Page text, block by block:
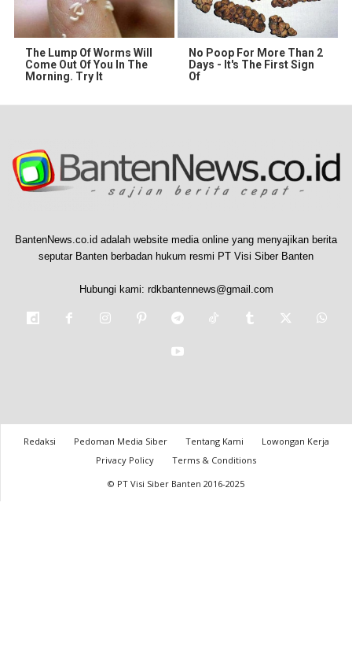
The Lump Of Worms Will
Come Out Of You In The
Morning. Try It
No Poop For More Than 2
Days - It's The First Sign
Of
BantenNews.co.id adalah website media online yang menyajikan berita
seputar Banten berbadan hukum resmi PT Visi Siber Banten
Hubungi kami: rdkbantennews@gmail.com
Redaksi Pedoman Media Siber Tentang Kami
Lowongan Kerja
Privacy Policy
Terms & Conditions
© PT Visi Siber Banten 2016-2025